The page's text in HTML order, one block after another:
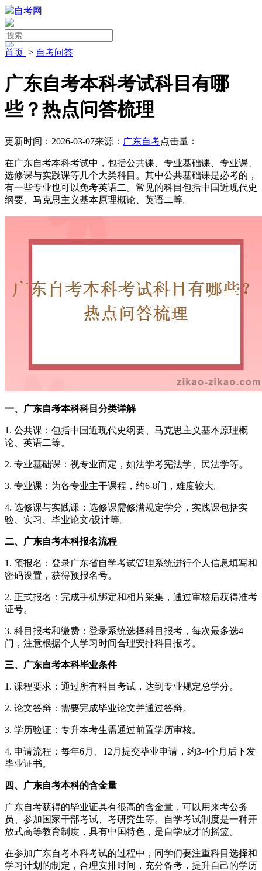
自考网
首页 > 自考问答
广东自考本科考试科目有哪
些？热点问答梳理
更新时间：2026-03-07来源： 广东自考点击量：
在广东自考本科考试中，包括公共课、专业基础课、专业课、
选修课与实践课等几个大类科目。其中公共基础课是必考的，
有一些专业也可以免考英语二。常见的科目包括中国近现代史
纲要、马克思主义基本原理概论、英语二等。
一、广东自考本科科目分类详解
1. 公共课：包括中国近现代史纲要、马克思主义基本原理概
论、英语二等。
2. 专业基础课：视专业而定，如法学考宪法学、民法学等。
3. 专业课：为各专业主干课程，约6-8门，难度较大。
4. 选修课与实践课：选修课需修满规定学分，实践课包括实
验、实习、毕业论文/设计等。
二、广东自考本科报名流程
1. 预报名：登录广东省自学考试管理系统进行个人信息填写和
密码设置，获得预报名号。
2. 正式报名：完成手机绑定和相片采集，通过审核后获得准考
证号。
3. 科目报考和缴费：登录系统选择科目报考，每次最多选4
门，注意根据个人学习时间合理安排科目报考。
三、广东自考本科毕业条件
1. 课程要求：通过所有科目考试，达到专业规定总学分。
2. 论文答辩：需要完成毕业论文并通过答辩。
3. 学历验证：专升本考生需通过前置学历审核。
4. 申请流程：每年6月、12月提交毕业申请，约3-4个月后下发
毕业证书。
四、广东自考本科的含金量
广东自考获得的毕业证具有很高的含金量，可以用来考公务
员、参加国家干部考试、考研究生等。自学考试制度是一种开
放式高等教育制度，具有中国特色，是自学成才的摇篮。
在参加广东自考本科考试的过程中，同学们要注重科目选择和
学习计划的制定，合理安排时间，充分备考，提升自己的学历